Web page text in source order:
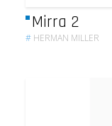
Mirra 2
# HERMAN MILLER